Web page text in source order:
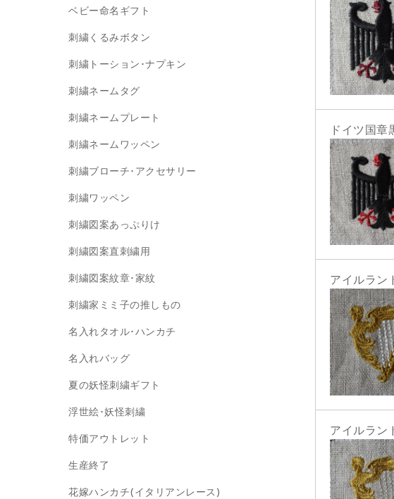
ドイツ国
アイルラン
アイルラン
ベビー命名ギフト
刺繍くるみボタン
刺繍トーション･ナプキン
刺繍ネームタグ
刺繍ネームプレート
刺繍ネームワッペン
刺繍ブローチ･アクセサリー
刺繍ワッペン
刺繍図案あっぷりけ
刺繍図案直刺繍用
刺繍図案紋章･家紋
刺繍家ミミ子の推しもの
名入れタオル･ハンカチ
名入れバッグ
夏の妖怪刺繍ギフト
浮世絵･妖怪刺繍
特価アウトレット
生産終了
花嫁ハンカチ(イタリアンレース)